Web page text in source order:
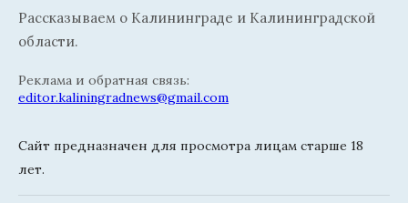
Рассказываем о Калининграде и Калининградской
области.
Реклама и обратная связь:
editor.kaliningradnews@gmail.com
Сайт предназначен для просмотра лицам старше 18
лет.